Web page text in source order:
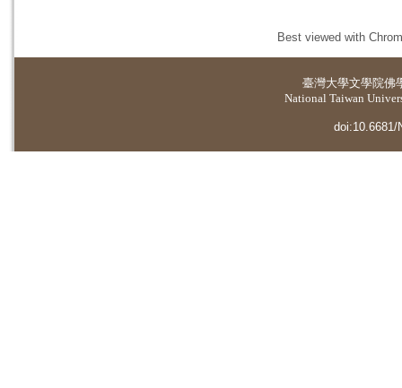
Best viewed with
臺灣大學文學院佛
National Taiwan
doi:10.6681/